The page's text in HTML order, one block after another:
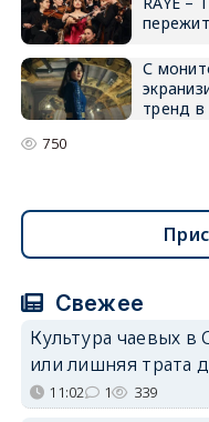
С
тренд в
750
Свежее
Культура чаевых в
или лишняя трата
11:02 1 339